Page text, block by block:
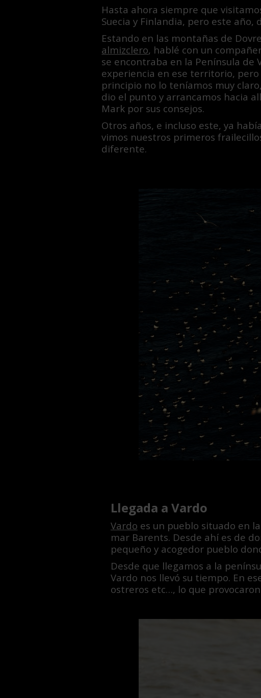
Hasta ahora siempre que
Suecia y Finlandia, pero este
Estando en las montañas de
almizclero, hablé con un
se encontraba en la Península de
experiencia en ese territorio,
principio no lo teníamos muy
dio el punto y arrancamos hacia
Mark por sus consejos.
Otros años, e incluso este, ya
vimos nuestros primeros
diferente.
Llegada a Vardo
Vardo es un pueblo situado en
mar Barents. Desde ahí es de
pequeño y acogedor pueblo
Desde que llegamos a la
Vardo nos llevó su tiempo. En
ostreros etc…, lo que